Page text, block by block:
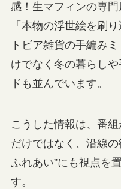
感！生マフィンの専門
「本物の浮世絵を刷
トビア雑貨の手編み
けでなく冬の暮らし
ドも並んでいます。
こうした情報は、番
だけではなく、沿線の
ふれあい”にも視点を
す。